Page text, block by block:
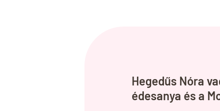
Hegedűs Nóra
édesanya és a